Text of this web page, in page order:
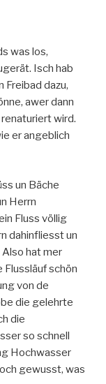
was los,
Isch hab
dazu,
awer dann
wird.
er angeblich
un Bäche
Herrn
Fluss völlig
dahinfliesst un
Also hat mer
Flussläuf schön
von de
die gelehrte
die
so schnell
Hochwasser
gewusst, was